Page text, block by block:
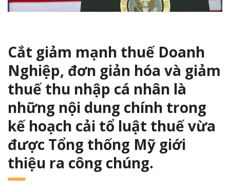
Cắt giảm mạnh thuế Doanh
Nghiệp, đơn giản hóa và giảm
thuế thu nhập cá nhân là
những nội dung chính trong
kế hoạch cải tổ luật thuế vừa
được Tổng thống Mỹ giới
thiệu ra công chúng.